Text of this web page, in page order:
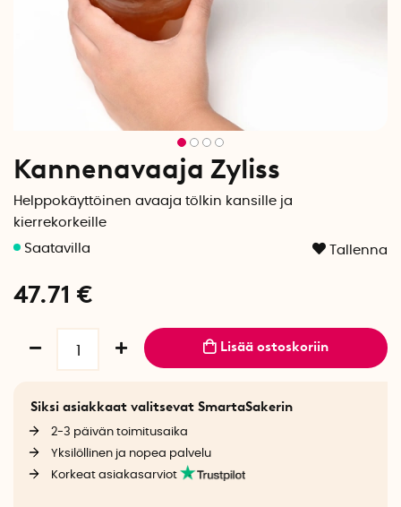
Kannenavaaja Zyliss
Helppokäyttöinen avaaja tölkin kansille ja
kierrekorkeille
Tallenna
47.71 €
Lisää ostoskoriin
Siksi asiakkaat valitsevat SmartaSakerin
2-3 päivän toimitusaika
Yksilöllinen ja nopea palvelu
Korkeat asiakasarviot